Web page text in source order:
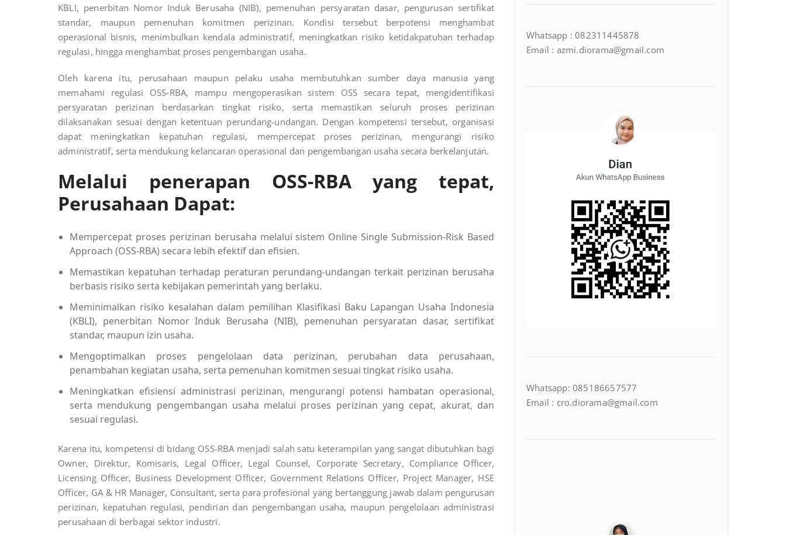
KBLI, penerbitan Nomor Induk Berusaha (NIB), pemenuhan persyaratan dasar, pengurusan sertifikat
standar, maupun pemenuhan komitmen perizinan. Kondisi tersebut berpotensi menghambat
operasional bisnis, menimbulkan kendala administratif, meningkatkan risiko ketidakpatuhan terhadap
regulasi, hingga menghambat proses pengembangan usaha.
Oleh karena itu, perusahaan maupun pelaku usaha membutuhkan sumber daya manusia yang
memahami regulasi OSS-RBA, mampu mengoperasikan sistem OSS secara tepat, mengidentifikasi
persyaratan perizinan berdasarkan tingkat risiko, serta memastikan seluruh proses perizinan
dilaksanakan sesuai dengan ketentuan perundang-undangan. Dengan kompetensi tersebut, organisasi
dapat meningkatkan kepatuhan regulasi, mempercepat proses perizinan, mengurangi risiko
administratif, serta mendukung kelancaran operasional dan pengembangan usaha secara berkelanjutan.
Melalui penerapan OSS-RBA yang tepat,
Perusahaan Dapat:
Mempercepat proses perizinan berusaha melalui sistem Online Single Submission-Risk Based
Approach (OSS-RBA) secara lebih efektif dan efisien.
Memastikan kepatuhan terhadap peraturan perundang-undangan terkait perizinan berusaha
berbasis risiko serta kebijakan pemerintah yang berlaku.
Meminimalkan risiko kesalahan dalam pemilihan Klasifikasi Baku Lapangan Usaha Indonesia
(KBLI), penerbitan Nomor Induk Berusaha (NIB), pemenuhan persyaratan dasar, sertifikat
standar, maupun izin usaha.
Mengoptimalkan proses pengelolaan data perizinan, perubahan data perusahaan,
penambahan kegiatan usaha, serta pemenuhan komitmen sesuai tingkat risiko usaha.
Meningkatkan efisiensi administrasi perizinan, mengurangi potensi hambatan operasional,
serta mendukung pengembangan usaha melalui proses perizinan yang cepat, akurat, dan
sesuai regulasi.
Karena itu, kompetensi di bidang OSS-RBA menjadi salah satu keterampilan yang sangat dibutuhkan bagi
Owner, Direktur, Komisaris, Legal Officer, Legal Counsel, Corporate Secretary, Compliance Officer,
Licensing Officer, Business Development Officer, Government Relations Officer, Project Manager, HSE
Officer, GA & HR Manager, Consultant, serta para profesional yang bertanggung jawab dalam pengurusan
perizinan, kepatuhan regulasi, pendirian dan pengembangan usaha, maupun pengelolaan administrasi
perusahaan di berbagai sektor industri.
Whatsapp : 082311445878
Email : azmi.diorama@gmail.com
Whatsapp: 085186657577
Email : cro.diorama@gmail.com